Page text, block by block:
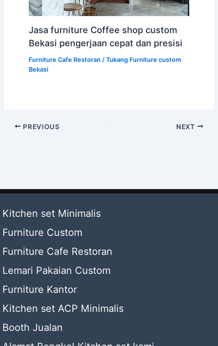
Jasa furniture Coffee shop custom
Bekasi pengerjaan cepat dan presisi
Furniture Cafe Restoran / Tukang Furniture custom
Bekasi
PREVIOUS NEXT
Kitchen set Minimalis
Furniture Custom
Furniture Cafe Restoran
Lemari Pakaian Custom
Furniture Kantor
Kitchen set ACP Minimalis
Booth Jualan